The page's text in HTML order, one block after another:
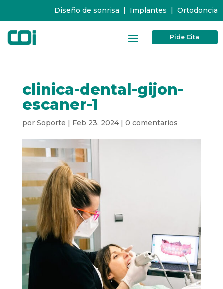
Diseño de sonrisa | Implantes | Ortodoncia
Pide Cita
clinica-dental-gijon-
escaner-1
por Soporte | Feb 23, 2024| 0 comentarios